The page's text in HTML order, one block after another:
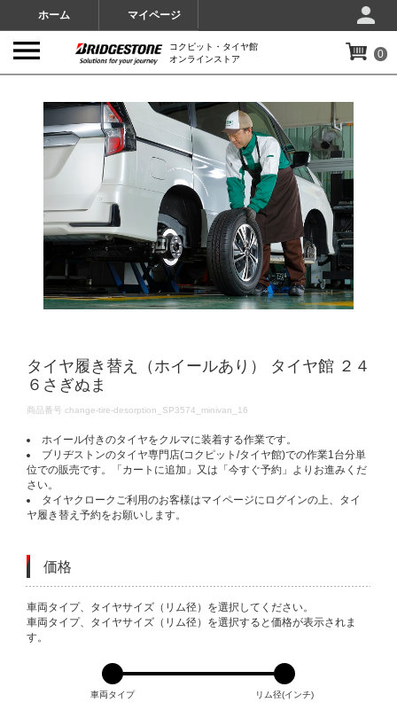
ホーム マイページ
コクピット・タイヤ館
オンラインストア
0
タイヤ履き替え（ホイールあり） タイヤ館 ２４
６さぎぬま
DETAILS
商品番号 change-tire-desorption_SP3574_minivan_16
ホイール付きのタイヤをクルマに装着する作業です。
ブリヂストンのタイヤ専門店(コクピット/タイヤ館)での作業1台分単
位での販売です。「カートに追加」又は「今すぐ予約」よりお進みくだ
さい。
タイヤクロークご利用のお客様はマイページにログインの上、タイ
ヤ履き替え予約をお願いします。
価格
VARIATIONS
車両タイプ、タイヤサイズ（リム径）を選択してください。
車両タイプ、タイヤサイズ（リム径）を選択すると価格が表示されま
す。
車両タイプ リム径(インチ)